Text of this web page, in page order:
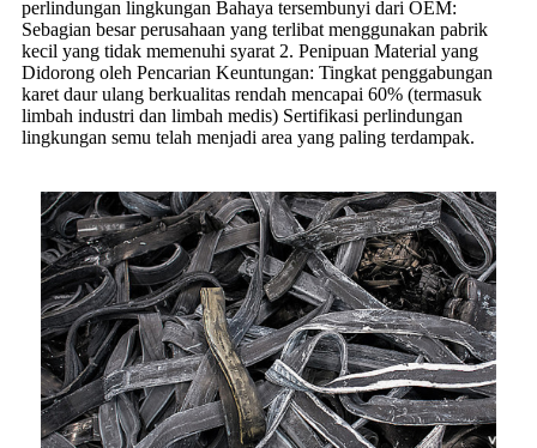
perlindungan lingkungan Bahaya tersembunyi dari OEM:
Sebagian besar perusahaan yang terlibat menggunakan pabrik
kecil yang tidak memenuhi syarat 2. Penipuan Material yang
Didorong oleh Pencarian Keuntungan: Tingkat penggabungan
karet daur ulang berkualitas rendah mencapai 60% (termasuk
limbah industri dan limbah medis) Sertifikasi perlindungan
lingkungan semu telah menjadi area yang paling terdampak.